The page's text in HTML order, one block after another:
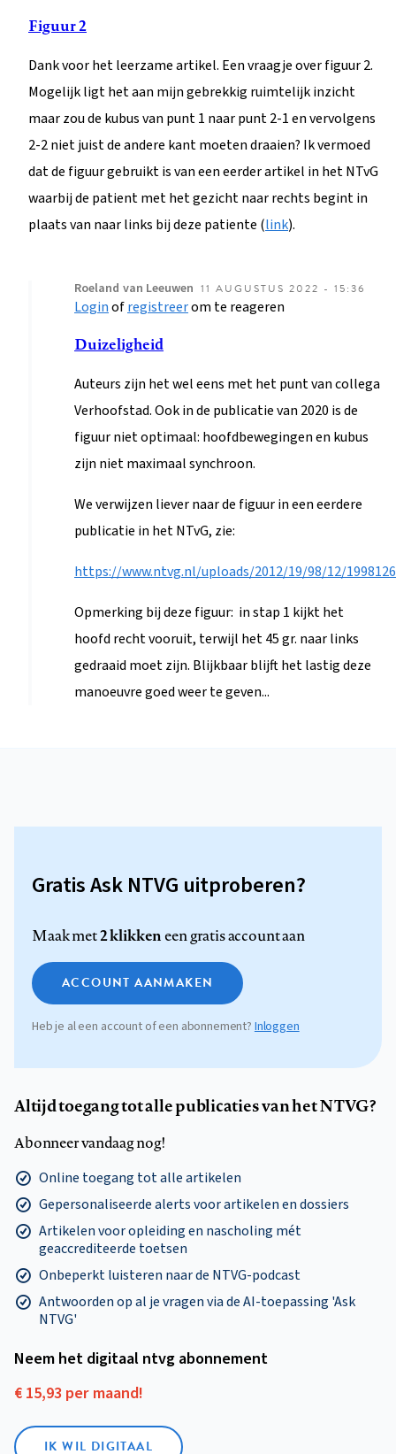
Figuur 2
Dank voor het leerzame artikel. Een vraagje over figuur 2.
Mogelijk ligt het aan mijn gebrekkig ruimtelijk inzicht
maar zou de kubus van punt 1 naar punt 2-1 en vervolgens
2-2 niet juist de andere kant moeten draaien? Ik vermoed
dat de figuur gebruikt is van een eerder artikel in het NTvG
waarbij de patient met het gezicht naar rechts begint in
plaats van naar links bij deze patiente (link).
Roeland van Leeuwen 11 AUGUSTUS 2022 - 15:36
Als
antwoord
Figuur
2
door
e.verhoofstad@…
Loginofregistreerom te reageren
Duizeligheid
Auteurs zijn het wel eens met het punt van collega
Verhoofstad. Ook in de publicatie van 2020 is de
figuur niet optimaal: hoofdbewegingen en kubus
zijn niet maximaal synchroon.
We verwijzen liever naar de figuur in een eerdere
publicatie in het NTvG, zie:
https://www.ntvg.nl/uploads/2012/19/98/12/
Opmerking bij deze figuur: in stap 1 kijkt het
hoofd recht vooruit, terwijl het 45 gr. naar links
gedraaid moet zijn. Blijkbaar blijft het lastig deze
manoeuvre goed weer te geven...
Gratis Ask NTVG uitproberen?
Maak met2 klikkeneen gratis account aan
ACCOUNT AANMAKEN
Heb je al een account of een abonnement?Inloggen
Altijd toegang tot alle publicaties van het NTVG?
Abonneer vandaag nog!
Online toegang tot alle artikelen
Gepersonaliseerde alerts voor artikelen en dossiers
Artikelen voor opleiding en nascholing mét
geaccrediteerde toetsen
Onbeperkt luisteren naar de NTVG-podcast
Antwoorden op al je vragen via de AI-toepassing 'Ask
NTVG'
Neem het digitaal ntvg abonnement
€ 15,93 per maand!
IK WIL DIGITAAL